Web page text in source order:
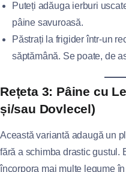
Puteți adăuga ierburi
pâine savuroasă.
Păstrați la frigider într-un
săptămână. Se poate, de
Rețeta 3: Pâine cu
și/sau Dovlecel)
Această variantă adaugă un
fără a schimba drastic gustul.
încorpora mai multe legume